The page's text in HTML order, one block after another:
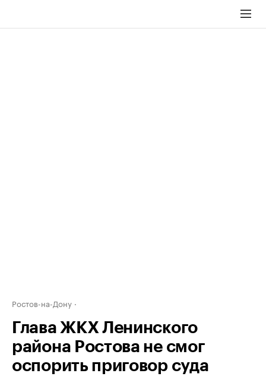
Ростов-на-Дону
Глава ЖКХ Ленинского
района Ростова не смог
оспорить приговор суда